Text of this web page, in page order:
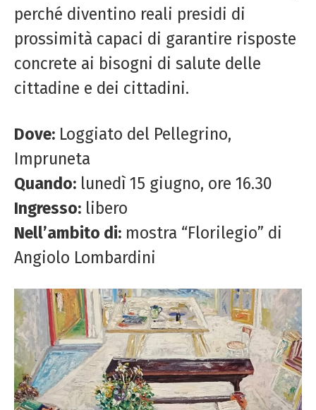
perché diventino reali presidi di
prossimità capaci di garantire risposte
concrete ai bisogni di salute delle
cittadine e dei cittadini.
Dove: Loggiato del Pellegrino,
Impruneta
Quando: lunedì 15 giugno, ore 16.30
Ingresso: libero
Nell’ambito di: mostra “Florilegio” di
Angiolo Lombardini